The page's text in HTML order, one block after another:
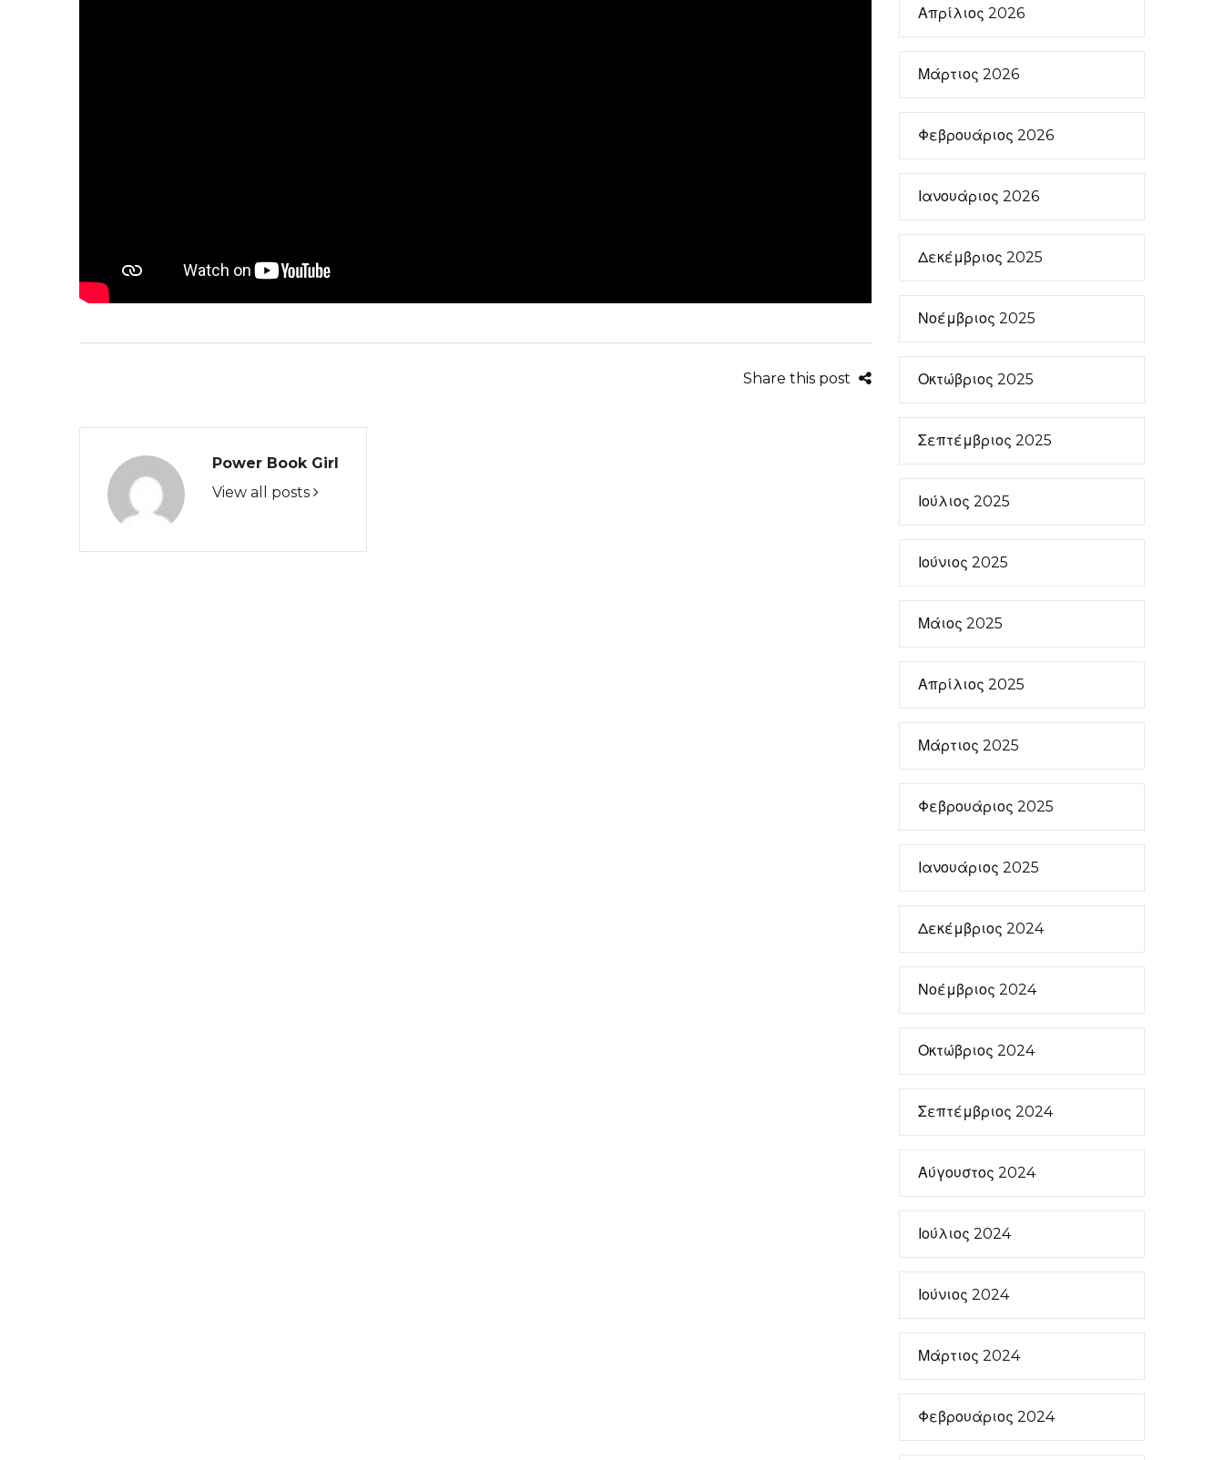
Share this post
Power Book Girl
View all posts
Απρίλιος 2026
Μάρτιος 2026
Φεβρουάριος 2026
Ιανουάριος 2026
Δεκέμβριος 2025
Νοέμβριος 2025
Οκτώβριος 2025
Σεπτέμβριος 2025
Ιούλιος 2025
Ιούνιος 2025
Μάιος 2025
Απρίλιος 2025
Μάρτιος 2025
Φεβρουάριος 2025
Ιανουάριος 2025
Δεκέμβριος 2024
Νοέμβριος 2024
Οκτώβριος 2024
Σεπτέμβριος 2024
Αύγουστος 2024
Ιούλιος 2024
Ιούνιος 2024
Μάρτιος 2024
Φεβρουάριος 2024